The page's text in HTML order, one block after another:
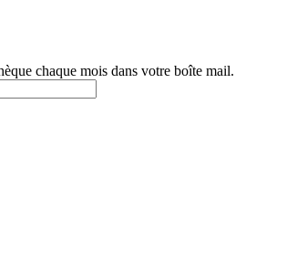
chaque mois dans votre boîte mail.